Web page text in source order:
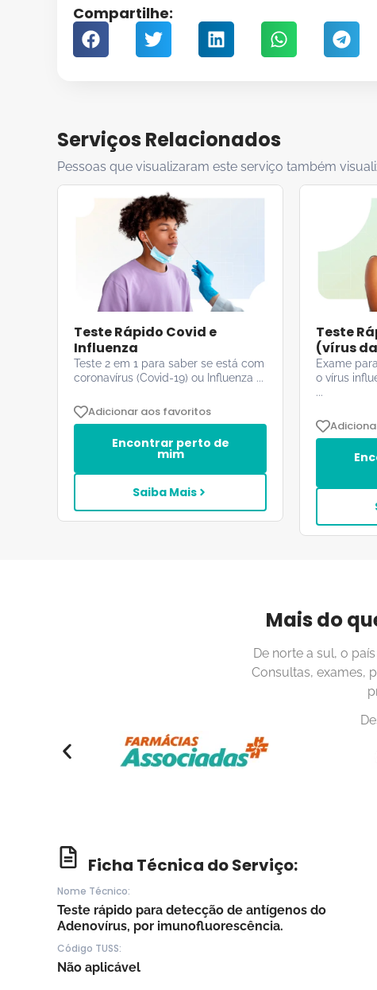
Compartilhe:
Serviços Relacionados
Pessoas que visualizaram este serviço também
Teste Rápido Covid e
Influenza
Teste 2 em 1 para saber se está com
coronavírus (Covid-19) ou Influenza ...
Adicionar aos favoritos
Encontrar perto de
mim
Saiba Mais
Teste
(vírus
Exame
o vírus
...
Mais do
De norte a sul, o
Consultas, exames,
Ficha Técnica do Serviço:
Nome Técnico:
Teste rápido para detecção de antígenos do
Adenovírus, por imunofluorescência.
Código TUSS:
Não aplicável